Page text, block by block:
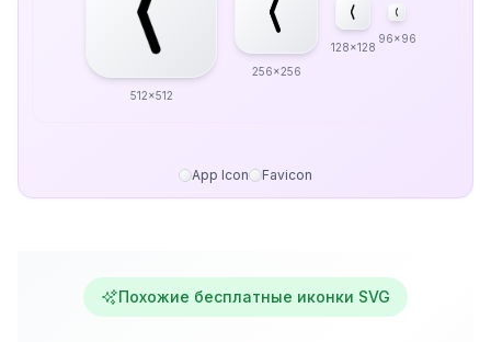
512x512
256x256
128x128
96x96
App Icon Favicon
Похожие бесплатные иконки SVG